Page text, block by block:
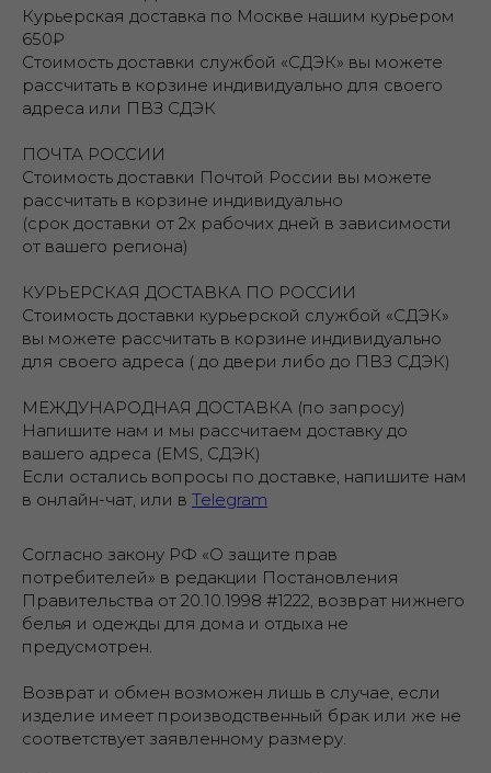
Курьерская доставка по Москве нашим курьером
650₽
Стоимость доставки службой «СДЭК» вы можете
рассчитать в корзине индивидуально для своего
адреса или ПВЗ СДЭК
ПОЧТА РОССИИ
Стоимость доставки Почтой России вы можете
рассчитать в корзине индивидуально
(срок доставки от 2х рабочих дней в зависимости
от вашего региона)
КУРЬЕРСКАЯ ДОСТАВКА ПО РОССИИ
Стоимость доставки курьерской службой «СДЭК»
вы можете рассчитать в корзине индивидуально
для своего адреса ( до двери либо до ПВЗ СДЭК)
МЕЖДУНАРОДНАЯ ДОСТАВКА (по запросу)
Напишите нам и мы рассчитаем доставку до
вашего адреса (EMS, СДЭК)
Если остались вопросы по доставке, напишите нам
в онлайн-чат, или в Telegram
Согласно закону РФ «О защите прав
потребителей» в редакции Постановления
Правительства от 20.10.1998 #1222, возврат нижнего
белья и одежды для дома и отдыха не
предусмотрен.
Возврат и обмен возможен лишь в случае, если
изделие имеет производственный брак или же не
соответствует заявленному размеру.